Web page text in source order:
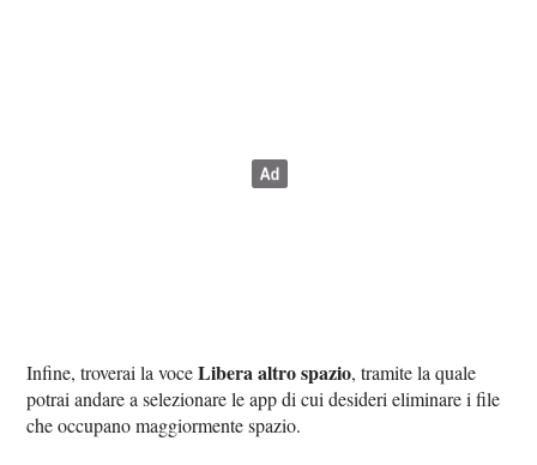
Infine, troverai la voceLibera altro spazio, tramite la quale
potrai andare a selezionare le app di cui desideri eliminare i file
che occupano maggiormente spazio.